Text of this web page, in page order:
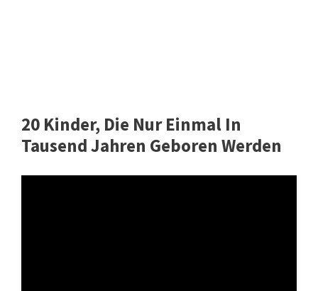
20 Kinder, Die Nur Einmal In
Tausend Jahren Geboren Werden